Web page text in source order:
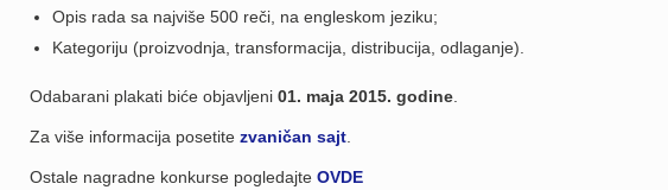
Opis rada sa najviše 500 reči, na engleskom jeziku;
Kategoriju (proizvodnja, transformacija, distribucija, odlaganje).
Odabarani plakati biće objavljeni 01. maja 2015. godine.
Za više informacija posetite zvaničan sajt.
Ostale nagradne konkurse pogledajte OVDE